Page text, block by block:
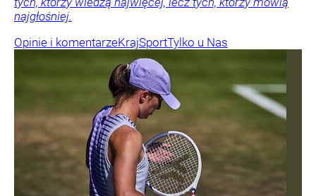
najgłośniej.
Opinie i komentarzeKrajSportTylko u Nas